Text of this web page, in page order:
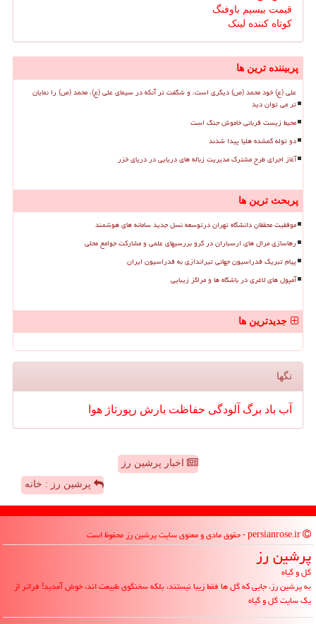
قیمت بیسیم باوفنگ
کوتاه کننده لینک
پربیننده ترین ها
علی (ع) خود محمد (ص) دیگری است، و شگفت تر آنکه در سیمای علی (ع)، محمد (ص) را نمایان
تر می توان دید
محیط زیست قربانی خاموش جنگ است
دو توله گمشده هلیا پیدا شدند
آغاز اجرای طرح مشترک مدیریت زباله های دریایی در دریای خزر
پربحث ترین ها
موفقیت محققان دانشگاه تهران درتوسعه نسل جدید سامانه های هوشمند
رهاسازی مرال های ارسباران در گرو بررسیهای علمی و مشارکت جوامع محلی
پیام تبریک فدراسیون جهانی تیراندازی به فدراسیون ایران
آمپول های لاغری در باشگاه ها و مراکز زیبایی
جدیدترین ها
تگها
آب باد برگ آلودگی حفاظت بارش رپورتاژ هوا
اخبار پرشین رز
پرشین رز : خانه
پرشین رز
گل و گیاه
به پرشین رز، جایی که گل ها فقط زیبا نیستند، بلکه سخنگوی طبیعت اند، خوش آمدید! فراتر از
یک سایت گل و گیاه